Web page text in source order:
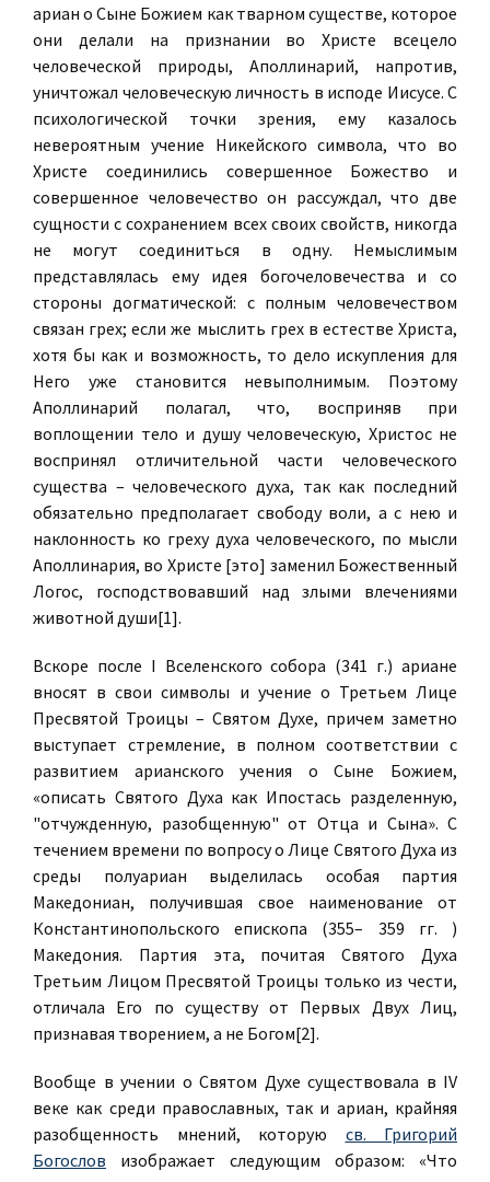
ариан о Сыне Божием как тварном существе, которое
они делали на признании во Христе всецело
человеческой природы, Аполлинарий, напротив,
уничтожал человеческую личность в исподе Иисусе. С
психологической точки зрения, ему казалось
невероятным учение Никейского символа, что во
Христе соединились совершенное Божество и
совершенное человечество он рассуждал, что две
сущности с сохранением всех своих свойств, никогда
не могут соединиться в одну. Немыслимым
представлялась ему идея богочеловечества и со
стороны догматической: с полным человечеством
связан грех; если же мыслить грех в естестве Христа,
хотя бы как и возможность, то дело искупления для
Него уже становится невыполнимым. Поэтому
Аполлинарий полагал, что, восприняв при
воплощении тело и душу человеческую, Христос не
воспринял отличительной части человеческого
существа – человеческого духа, так как последний
обязательно предполагает свободу воли, а с нею и
наклонность ко греху духа человеческого, по мысли
Аполлинария, во Христе [это] заменил Божественный
Логос, господствовавший над злыми влечениями
животной души[1].
Вскоре после I Вселенского собора (341 г.) ариане
вносят в свои символы и учение о Третьем Лице
Пресвятой Троицы – Святом Духе, причем заметно
выступает стремление, в полном соответствии с
развитием арианского учения о Сыне Божием,
«описать Святого Духа как Ипостась разделенную,
"отчужденную, разобщенную" от Отца и Сына». С
течением времени по вопросу о Лице Святого Духа из
среды полуариан выделилась особая партия
Македониан, получившая свое наименование от
Константинопольского епископа (355– 359 гг. )
Македония. Партия эта, почитая Святого Духа
Третьим Лицом Пресвятой Троицы только из чести,
отличала Его по существу от Первых Двух Лиц,
признавая творением, а не Богом[2].
Вообще в учении о Святом Духе существовала в IV
веке как среди православных, так и ариан, крайняя
разобщенность мнений, которую cв. Григорий
Богослов изображает следующим образом: «Что